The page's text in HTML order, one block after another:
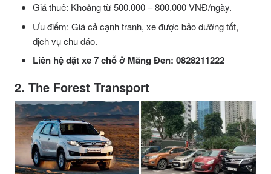
Giá thuê: Khoảng từ 500.000 – 800.000 VNĐ/ngày.
Ưu điểm: Giá cả cạnh tranh, xe được bảo dưỡng tốt,
dịch vụ chu đáo.
Liên hệ đặt xe 7 chỗ ở Măng Đen: 0828211222
2. The Forest Transport